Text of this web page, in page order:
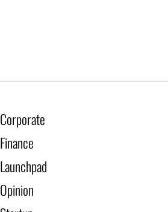
Corporate
Finance
Launchpad
Opinion